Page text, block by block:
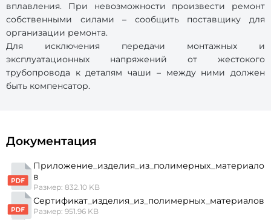
вплавления. При невозможности произвести ремонт
собственными силами – сообщить поставщику для
организации ремонта.
Для исключения передачи монтажных и
эксплуатационных напряжений от жестокого
трубопровода к деталям чаши – между ними должен
быть компенсатор.
Документация
Приложение_изделия_из_полимерных_материало
в
Размер: 832.10 KB
Сертификат_изделия_из_полимерных_материалов
Размер: 951.96 KB